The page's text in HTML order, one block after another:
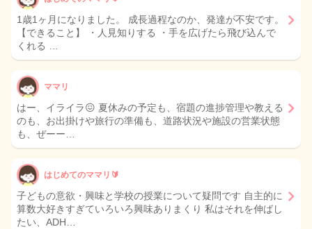
1歳1ヶ月になりました。 成長過程なのか、発達が不安です。
【できること】 ・人見知りする ・手を広げたら飛び込んで
くれる …
ママリ
はー、イライラ😖 夏休みの予定も、宿題の進捗管理や教える
のも、お出掛けや旅行の準備も、道路状況や施設の営業状態
も、ぜーー…
はじめてのママリ🔰
子どもの意欲・興味と学校の授業について疑問です 自主的に
算数大好きすぎていろいろ興味ありまくり 私はそれを伸ばし
たい、ADH…